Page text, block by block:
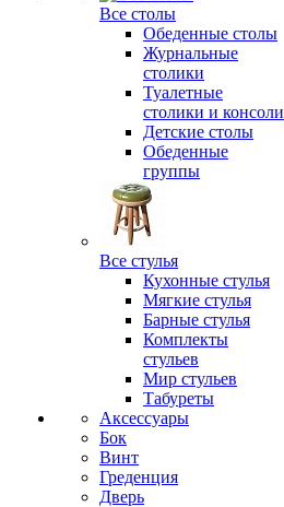
Все столы
Обеденные столы
Журнальные
столики
Туалетные
столики и консоли
Детские столы
Обеденные
группы
Все стулья
Кухонные стулья
Мягкие стулья
Барные стулья
Комплекты
стульев
Мир стульев
Табуреты
Аксессуары
Бок
Винт
Греденция
Дверь